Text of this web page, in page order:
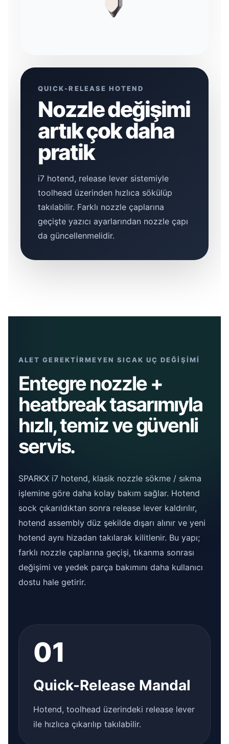
QUICK-RELEASE HOTEND
Nozzle değişimi
artık çok daha
pratik
i7 hotend, release lever sistemiyle
toolhead üzerinden hızlıca sökülüp
takılabilir. Farklı nozzle çaplarına
geçişte yazıcı ayarlarından nozzle çapı
da güncellenmelidir.
ALET GEREKTİRMEYEN SICAK UÇ DEĞİŞİMİ
Entegre nozzle +
heatbreak tasarımıyla
hızlı, temiz ve güvenli
servis.
SPARKX i7 hotend, klasik nozzle sökme / sıkma
işlemine göre daha kolay bakım sağlar. Hotend
sock çıkarıldıktan sonra release lever kaldırılır,
hotend assembly düz şekilde dışarı alınır ve yeni
hotend aynı hizadan takılarak kilitlenir. Bu yapı;
farklı nozzle çaplarına geçişi, tıkanma sonrası
değişimi ve yedek parça bakımını daha kullanıcı
dostu hale getirir.
01
Quick-Release Mandal
Hotend, toolhead üzerindeki release lever
ile hızlıca çıkarılıp takılabilir.